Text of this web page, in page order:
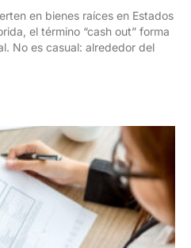
en bienes raíces en Estados
el término “cash out” forma
No es casual: alrededor del